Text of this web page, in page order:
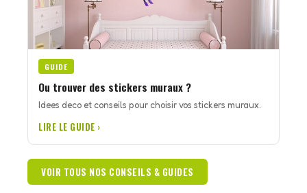
GUIDE
Ou trouver des stickers muraux ?
Idees deco et conseils pour choisir vos stickers muraux.
LIRE LE GUIDE ›
VOIR TOUS NOS CONSEILS & GUIDES